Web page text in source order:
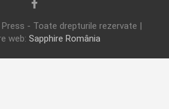
- Toate drepturile rezervate |
web: Sapphire România